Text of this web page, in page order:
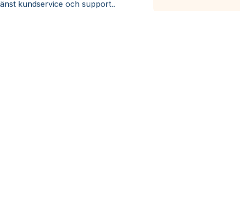
kundservice och support..